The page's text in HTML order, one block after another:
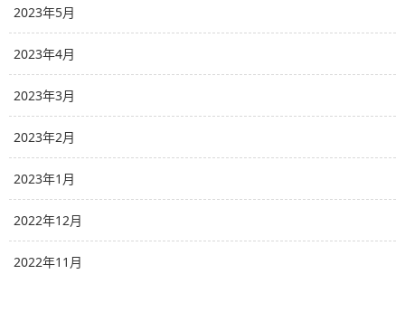
2023年5月
2023年4月
2023年3月
2023年2月
2023年1月
2022年12月
2022年11月